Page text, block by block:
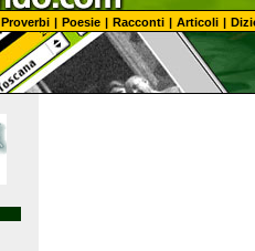
Proverbi | Poesie | Racconti | Articoli |